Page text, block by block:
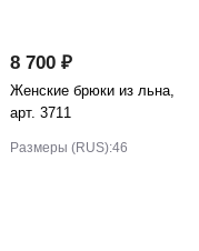
8 700 ₽
Женские брюки из льна,
арт. 3711
Размеры (RUS):46